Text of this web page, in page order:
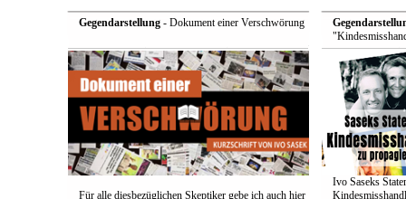
Gegendarstellung- Dokument einer Verschwörung
Für alle diesbezüglichen Skeptiker gebe ich auch hier
Ivo Saseks